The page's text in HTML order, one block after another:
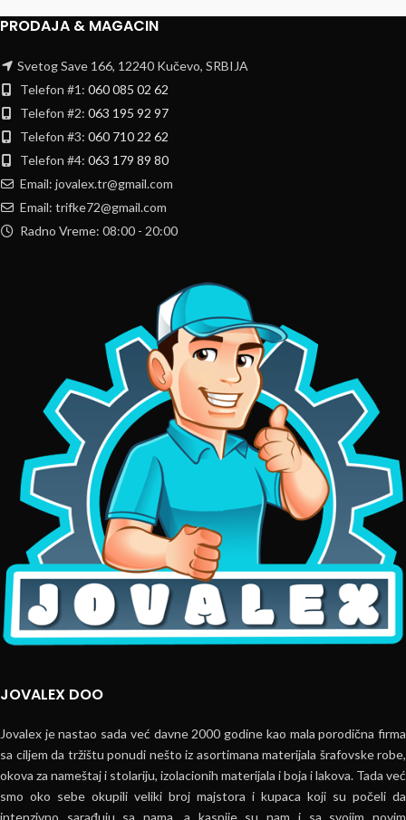
PRODAJA & MAGACIN
Svetog Save 166, 12240 Kučevo, SRBIJA
Telefon #1: 060 085 02 62
Telefon #2: 063 195 92 97
Telefon #3: 060 710 22 62
Telefon #4: 063 179 89 80
Email: jovalex.tr@gmail.com
Email: trifke72@gmail.com
Radno Vreme: 08:00 - 20:00
JOVALEX DOO
Jovalex je nastao sada već davne 2000 godine kao mala porodična firma
sa ciljem da tržištu ponudi nešto iz asortimana materijala šrafovske robe,
okova za nameštaj i stolariju, izolacionih materijala i boja i lakova. Tada već
smo oko sebe okupili veliki broj majstora i kupaca koji su počeli da
intenzivno sarađuju sa nama, a kasnije su nam i sa svojim novim